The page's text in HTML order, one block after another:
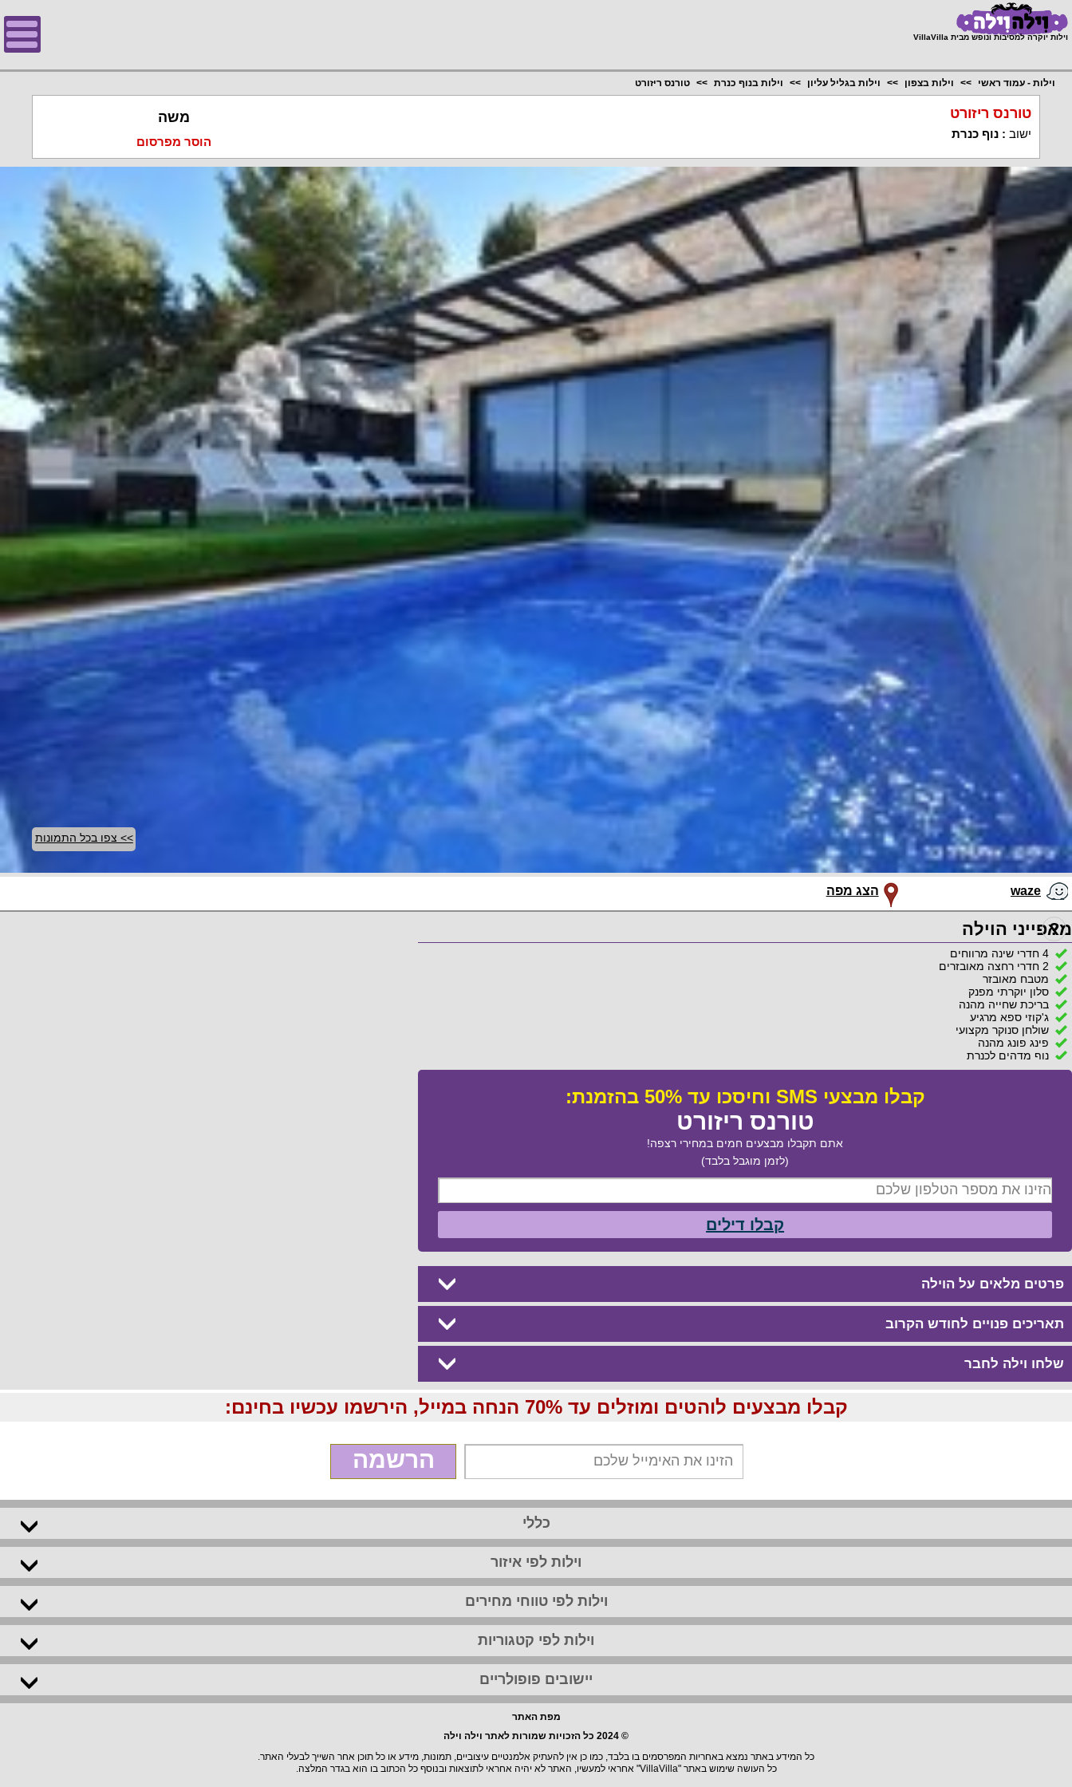
וילות יוקרה למסיבות ונופש מבית VillaVilla
וילות - עמוד ראשי וילות בצפון וילות בגליל עליון וילות בנוף כנרת טורנס ריזורט
טורנס ריזורט
ישוב :נוף כנרת
משה
הוסר מפרסום
>> צפו בכל התמונות
waze הצג מפה
?
מאפייני הוילה
4 חדרי שינה מרווחים
2 חדרי רחצה מאובזרים
מטבח מאובזר
סלון יוקרתי מפנק
בריכת שחייה מהנה
ג'קוזי ספא מרגיע
שולחן סנוקר מקצועי
פינג פונג מהנה
נוף מדהים לכנרת
קבלו מבצעי SMS וחיסכו עד 50% בהזמנת:
טורנס ריזורט
אתם תקבלו מבצעים חמים במחירי רצפה!
(לזמן מוגבל בלבד)
קבלו דילים
פרטים מלאים על הוילה
תאריכים פנויים לחודש הקרוב
שלחו וילה לחבר
קבלו מבצעים לוהטים ומוזלים עד 70% הנחה במייל, הירשמו עכשיו בחינם:
הרשמה
כללי
וילות לפי איזור
וילות לפי טווחי מחירים
וילות לפי קטגוריות
יישובים פופולריים
מפת האתר
© 2024 כל הזכויות שמורות לאתר וילה וילה
כל המידע באתר נמצא באחריות המפרסמים בו בלבד, כמו כן אין להעתיק אלמנטיים עיצוביים, תמונות, מידע או כל תוכן אחר השייך לבעלי האתר.
כל העושה שימוש באתר "VillaVilla" אחראי למעשיו, האתר לא יהיה אחראי לתוצאות ובנוסף כל הכתוב בו הוא בגדר המלצה.